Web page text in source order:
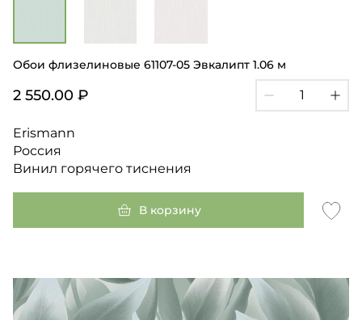
Обои флизелиновые 61107-05 Эвкалипт 1.06 м
2 550.00 ₽
Erismann
Россия
Винил горячего тиснения
В корзину